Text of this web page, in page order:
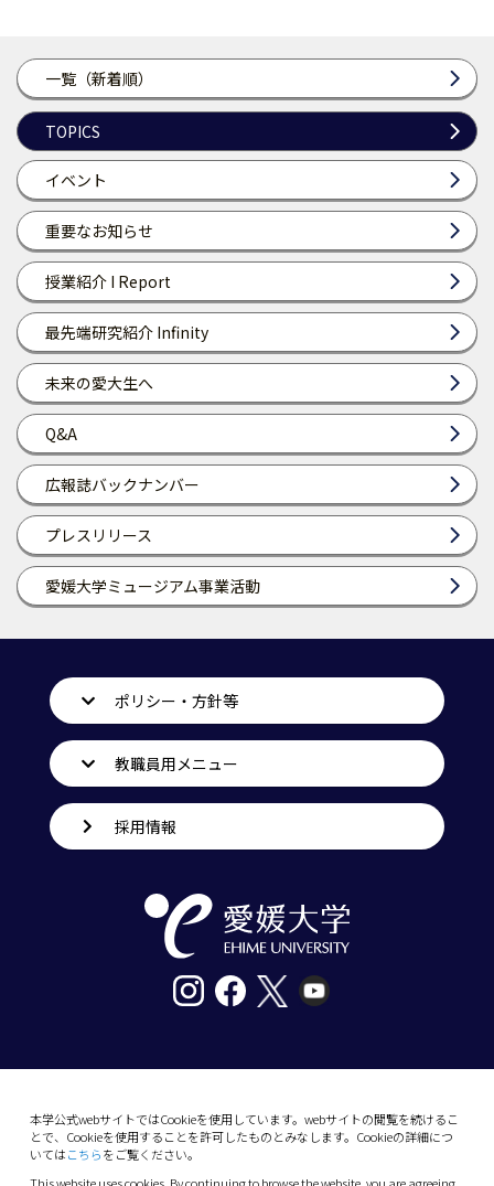
一覧（新着順）
TOPICS
イベント
重要なお知らせ
授業紹介 I Report
最先端研究紹介 Infinity
未来の愛大生へ
Q&A
広報誌バックナンバー
プレスリリース
愛媛大学ミュージアム事業活動
本学公式webサイトではCookieを使用しています。webサイトの閲覧を続けるこ
とで、Cookieを使用することを許可したものとみなします。Cookieの詳細につ
いてはこちらをご覧ください。
ポリシー・方針等
教職員用メニュー
採用情報
10-13 Dogo-Himata, Matsuyama, Ehime 790-